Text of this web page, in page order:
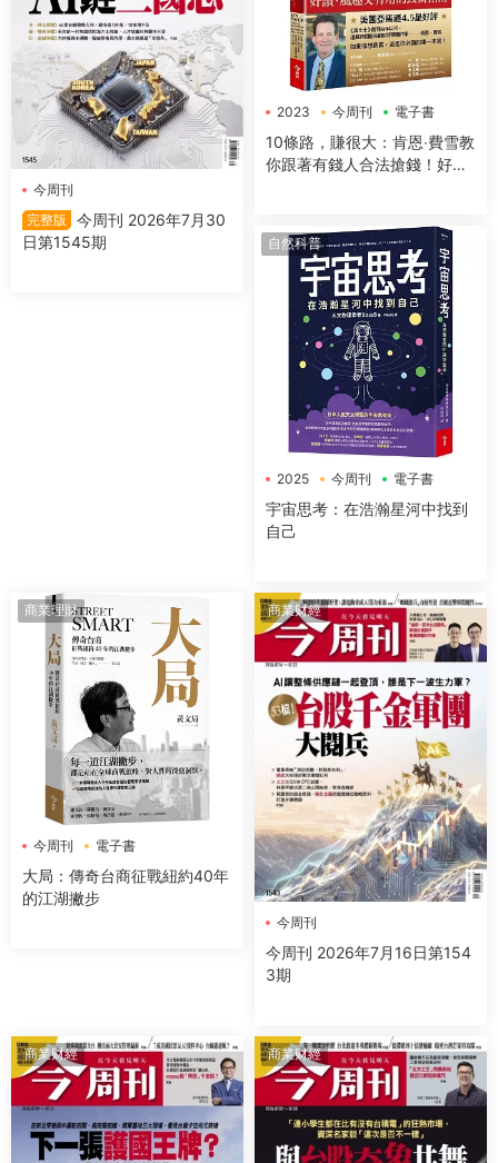
今周刊
完整版
今周刊 2026年7月30
日第1545期
2023 今周刊 電子書
10條路，賺很大：肯恩‧費雪教
你跟著有錢人合法搶錢！好
自然科普
2025 今周刊 電子書
宇宙思考：在浩瀚星河中找到
自己
商業理財
今周刊 電子書
大局：傳奇台商征戰紐約40年
的江湖撇步
商業财經
今周刊
今周刊 2026年7月16日第154
3期
商業财經 商業财經